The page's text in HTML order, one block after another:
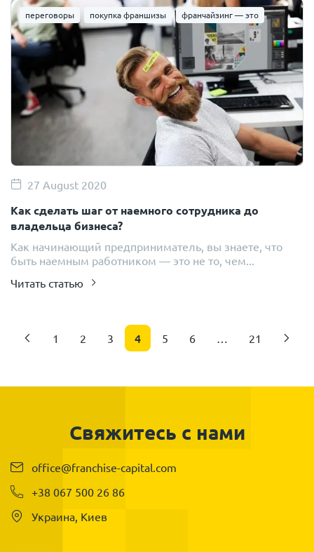
переговоры покупка франшизы франчайзинг — это
27 August 2020
Как сделать шаг от наемного сотрудника до
владельца бизнеса?
Как начинающий предприниматель, вы знаете, что
быть наемным работником — это не то, чем...
Читать статью
1 2 3 4 5 6 … 21
Свяжитесь с нами
office@franchise-capital.com
+38 067 500 26 86
Украина, Киев